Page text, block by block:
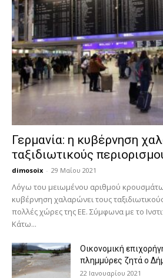
Γερμανία: η κυβέρνηση
ταξιδιωτικούς
dimosoix - 29 Μαΐου 2021
Λόγω του μειωμένου αριθμού
κυβέρνηση χαλαρώνει τους
πολλές χώρες της ΕΕ. Σύμφωνα με το
Κάτω...
Οικονομική
πλημμύρες ζητά ο
22 Ιανουαρίου 2021